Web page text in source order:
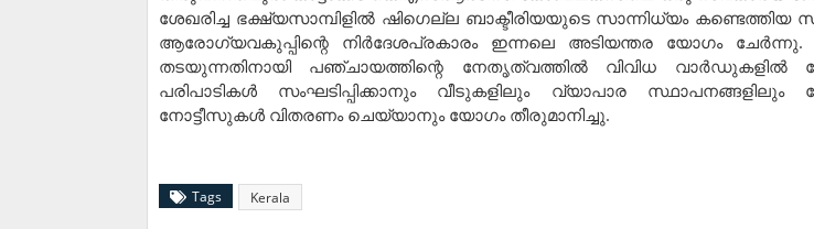
ശേഖരിച്ച ഭക്ഷ്യസാമ്പിളില്‍ ഷിഗെല്ല ബാക്ടീരിയയുടെ സാന്നിധ്യം
ആരോഗ്യവകുപ്പിന്റെ നിര്‍ദേശപ്രകാരം ഇന്നലെ അടിയന്തര യോഗം
തടയുന്നതിനായി പഞ്ചായത്തിന്റെ നേതൃത്വത്തില്‍ വിവിധ
പരിപാടികള്‍ സംഘടിപ്പിക്കാനും വീടുകളിലും വ്യാപാര
നോട്ടീസുകള്‍ വിതരണം ചെയ്യാനും യോഗം തീരുമാനിച്ചു.
Tags Kerala